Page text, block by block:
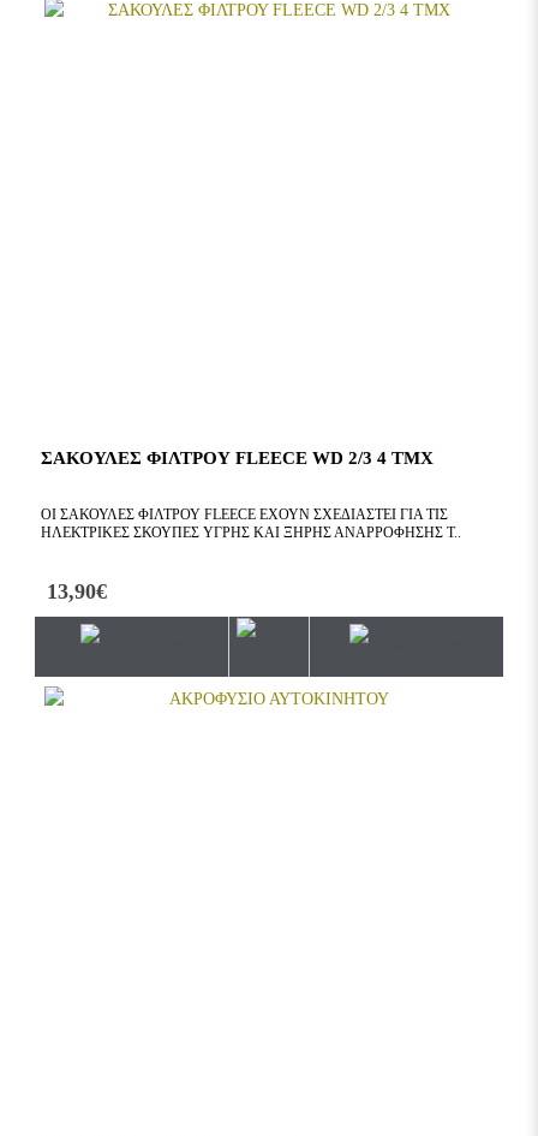
ΣΑΚΟΥΛΕΣ ΦΙΛΤΡΟΥ FLEECE WD 2/3 4 ΤΜΧ
ΟΙ ΣΑΚΟΎΛΕΣ ΦΊΛΤΡΟΥ FLEECE ΈΧΟΥΝ ΣΧΕΔΙΑΣΤΕΊ ΓΙΑ ΤΙΣ
ΗΛΕΚΤΡΙΚΈΣ ΣΚΟΎΠΕΣ ΥΓΡΉΣ ΚΑΙ ΞΗΡΉΣ ΑΝΑΡΡΌΦΗΣΗΣ Τ..
13,90€